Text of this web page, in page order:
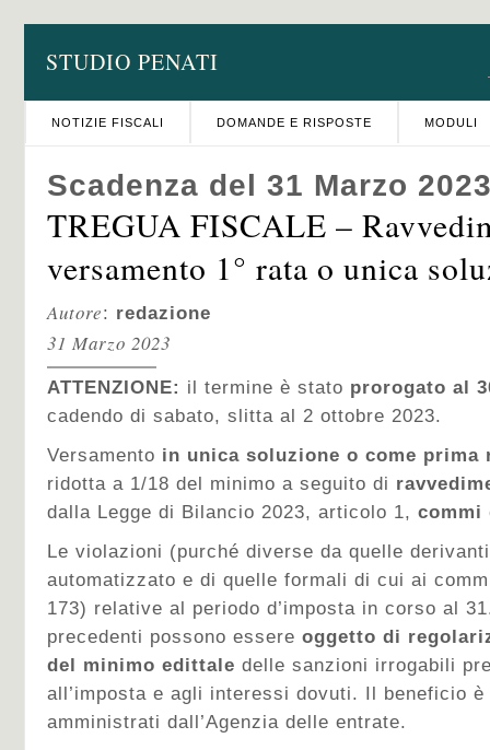
STUDIO PENATI
NOTIZIE FISCALI DOMANDE E RISPOSTE MODULI
Scadenza del 31 Marzo
TREGUA FISCALE –
versamento 1° rata o unica
Autore: redazione
31 Marzo 2023
ATTENZIONE: il termine è stato prorogato al
cadendo di sabato, slitta al 2 ottobre 2023.
Versamento in unica soluzione o come prima
ridotta a 1/18 del minimo a seguito di
dalla Legge di Bilancio 2023, articolo 1, commi
Le violazioni (purché diverse da quelle
automatizzato e di quelle formali di cui ai
173) relative al periodo d’imposta in corso al
precedenti possono essere oggetto di
del minimo edittale delle sanzioni irrogabili
all’imposta e agli interessi dovuti. Il beneficio
amministrati dall’Agenzia delle entrate.